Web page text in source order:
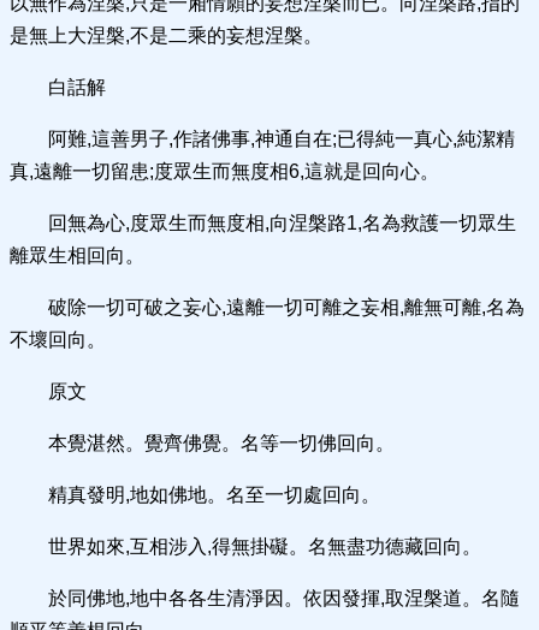
是無上大涅槃,不是二乘的妄想涅槃。
白話解
阿難,這善男子,作諸佛事,神通自在;已得純一真心,純潔精
真,遠離一切留患;度眾生而無度相6,這就是回向心。
回無為心,度眾生而無度相,向涅槃路1,名為救護一切眾生
離眾生相回向。
破除一切可破之妄心,遠離一切可離之妄相,離無可離,名為
不壞回向。
原文
本覺湛然。覺齊佛覺。名等一切佛回向。
精真發明,地如佛地。名至一切處回向。
世界如來,互相涉入,得無掛礙。名無盡功德藏回向。
於同佛地,地中各各生清淨因。依因發揮,取涅槃道。名隨